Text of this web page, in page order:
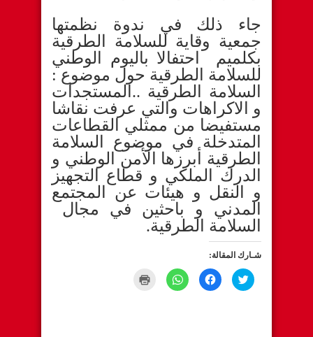
جاء ذلك في ندوة نظمتها
جمعية وقاية للسلامة الطرقية
بكلميم احتفالا باليوم الوطني
للسلامة الطرقية حول موضوع :
السلامة الطرقية ..المستجدات
و الاكراهات والتي عرفت نقاشا
مستفيضا من ممثلي القطاعات
المتدخلة في موضوع السلامة
الطرقية أبرزها الأمن الوطني و
الدرك الملكي و قطاع التجهيز
و النقل و هيئات عن المجتمع
المدني و باحثين في مجال
السلامة الطرقية.
شـارك المقالة:
Click
to
Click
to
Click
to